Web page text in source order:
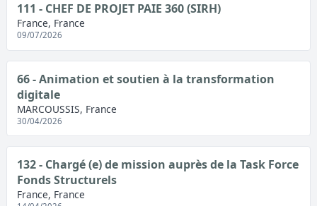
111 - CHEF DE PROJET PAIE 360 (SIRH)
France, France
09/07/2026
66 - Animation et soutien à la transformation
digitale
MARCOUSSIS, France
30/04/2026
132 - Chargé (e) de mission auprès de la Task Force
Fonds Structurels
France, France